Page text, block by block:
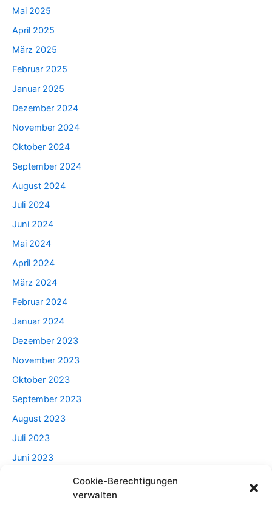
Cookie-Berechtigungen
verwalten
Mai 2025
April 2025
März 2025
Februar 2025
Januar 2025
Dezember 2024
November 2024
Oktober 2024
September 2024
August 2024
Juli 2024
Juni 2024
Mai 2024
April 2024
März 2024
Februar 2024
Januar 2024
Dezember 2023
November 2023
Oktober 2023
September 2023
August 2023
Juli 2023
Juni 2023